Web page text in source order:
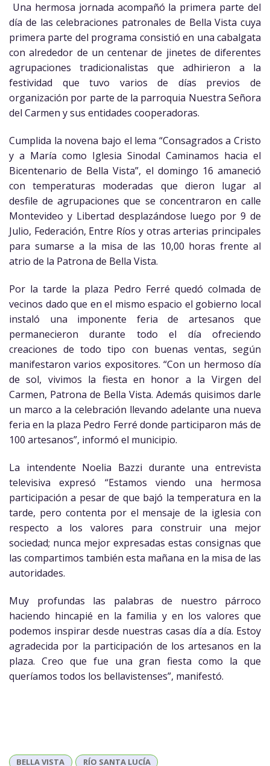
Una hermosa jornada acompañó la primera parte del
día de las celebraciones patronales de Bella Vista cuya
primera parte del programa consistió en una cabalgata
con alrededor de un centenar de jinetes de diferentes
agrupaciones tradicionalistas que adhirieron a la
festividad que tuvo varios de días previos de
organización por parte de la parroquia Nuestra Señora
del Carmen y sus entidades cooperadoras.
Cumplida la novena bajo el lema “Consagrados a Cristo
y a María como Iglesia Sinodal Caminamos hacia el
Bicentenario de Bella Vista”, el domingo 16 amaneció
con temperaturas moderadas que dieron lugar al
desfile de agrupaciones que se concentraron en calle
Montevideo y Libertad desplazándose luego por 9 de
Julio, Federación, Entre Ríos y otras arterias principales
para sumarse a la misa de las 10,00 horas frente al
atrio de la Patrona de Bella Vista.
Por la tarde la plaza Pedro Ferré quedó colmada de
vecinos dado que en el mismo espacio el gobierno local
instaló una imponente feria de artesanos que
permanecieron durante todo el día ofreciendo
creaciones de todo tipo con buenas ventas, según
manifestaron varios expositores. “Con un hermoso día
de sol, vivimos la fiesta en honor a la Virgen del
Carmen, Patrona de Bella Vista. Además quisimos darle
un marco a la celebración llevando adelante una nueva
feria en la plaza Pedro Ferré donde participaron más de
100 artesanos”, informó el municipio.
La intendente Noelia Bazzi durante una entrevista
televisiva expresó “Estamos viendo una hermosa
participación a pesar de que bajó la temperatura en la
tarde, pero contenta por el mensaje de la iglesia con
respecto a los valores para construir una mejor
sociedad; nunca mejor expresadas estas consignas que
las compartimos también esta mañana en la misa de las
autoridades.
Muy profundas las palabras de nuestro párroco
haciendo hincapié en la familia y en los valores que
podemos inspirar desde nuestras casas día a día. Estoy
agradecida por la participación de los artesanos en la
plaza. Creo que fue una gran fiesta como la que
queríamos todos los bellavistenses”, manifestó.
BELLA VISTA RÍO SANTA LUCÍA